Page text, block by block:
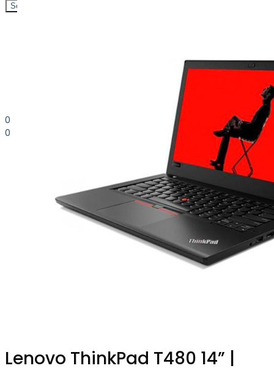
0
0
Search
Lenovo ThinkPad T480 14” |